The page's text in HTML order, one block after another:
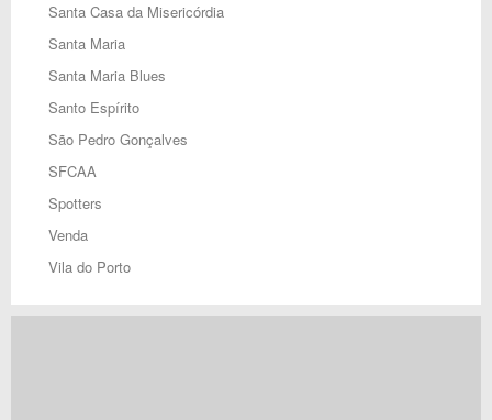
Santa Casa da Misericórdia
Santa Maria
Santa Maria Blues
Santo Espírito
São Pedro Gonçalves
SFCAA
Spotters
Venda
Vila do Porto